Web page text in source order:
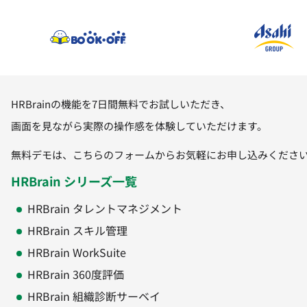
HRBrainの機能を7日間無料でお試しいただき、
画面を見ながら実際の操作感を体験していただけます。
無料デモは、こちらのフォームからお気軽にお申し込みくださ
HRBrain シリーズ一覧
HRBrain タレントマネジメント
HRBrain スキル管理
HRBrain WorkSuite
HRBrain 360度評価
HRBrain 組織診断サーベイ